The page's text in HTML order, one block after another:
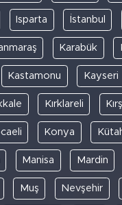
Isparta İstanbul
Karabük
Kastamonu Kayseri
Kırklareli
Konya
Manisa Mardin
Muş Nevşehir